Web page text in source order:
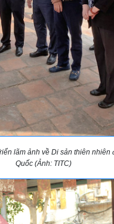
lãm ảnh về Di sản thiên nhiên
Quốc (Ảnh: TITC)